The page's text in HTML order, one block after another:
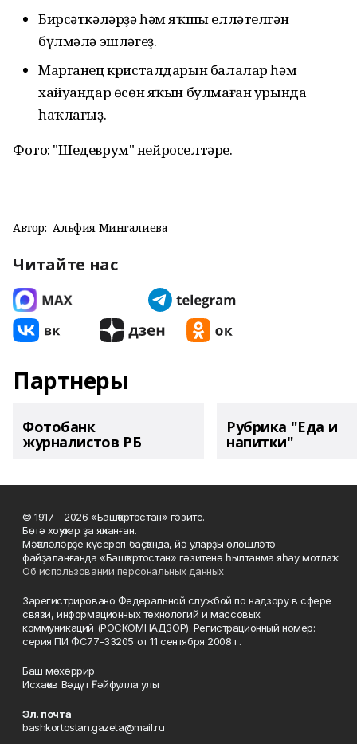
Бирсәткәләрҙә һәм яҡшы елләтелгән
бүлмәлә эшләгеҙ.
Марганец кристалдарын балалар һәм
хайуандар өсөн яҡын булмаған урында
һаҡлағыҙ.
Фото: "Шедеврум" нейроселтәре.
Автор: Альфия Мингалиева
Читайте нас
Партнеры
Фотобанк
журналистов РБ
Рубрика "Еда и
напитки"
© 1917 - 2026 «Башҡортостан» гәзите.
Бөтә хоҡуҡтар ҙа яҡланған.
Мәҡәләләрҙе күсереп баҫҡанда, йә уларҙы өлөшләтә
файҙаланғанда «Башҡортостан» гәзитенә һылтанма яһау мотлаҡ.
Об использовании персональных данных
Зарегистрировано Федеральной службой по надзору в сфере
связи, информационных технологий и массовых
коммуникаций (РОСКОМНАДЗОР). Регистрационный номер:
серия ПИ ФС77-33205 от 11 сентября 2008 г.
Баш мөхәррир
Исхаҡов Вәдүт Ғәйфулла улы
Эл. почта
bashkortostan.gazeta@mail.ru